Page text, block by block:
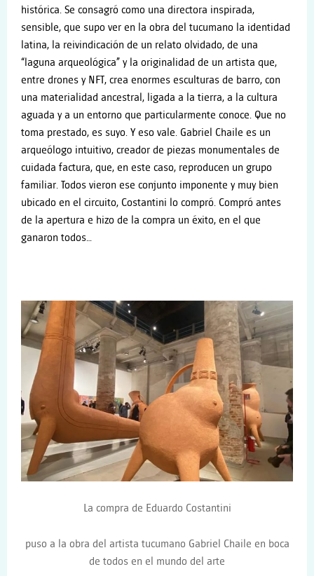
histórica. Se consagró como una directora inspirada,
sensible, que supo ver en la obra del tucumano la identidad
latina, la reivindicación de un relato olvidado, de una
“laguna arqueológica” y la originalidad de un artista que,
entre drones y NFT, crea enormes esculturas de barro, con
una materialidad ancestral, ligada a la tierra, a la cultura
aguada y a un entorno que particularmente conoce. Que no
toma prestado, es suyo. Y eso vale. Gabriel Chaile es un
arqueólogo intuitivo, creador de piezas monumentales de
cuidada factura, que, en este caso, reproducen un grupo
familiar. Todos vieron ese conjunto imponente y muy bien
ubicado en el circuito, Costantini lo compró. Compró antes
de la apertura e hizo de la compra un éxito, en el que
ganaron todos…
La compra de Eduardo Costantini
puso a la obra del artista tucumano Gabriel Chaile en boca
de todos en el mundo del arte